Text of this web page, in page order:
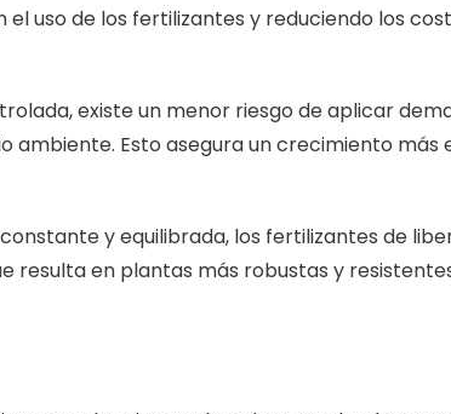
uso de los fertilizantes y reduciendo los
existe un menor riesgo de aplicar
ambiente. Esto asegura un crecimiento más
y equilibrada, los fertilizantes de
resulta en plantas más robustas y